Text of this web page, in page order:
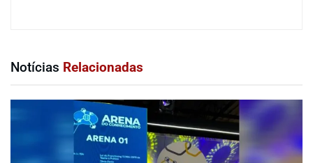
Notícias Relacionadas